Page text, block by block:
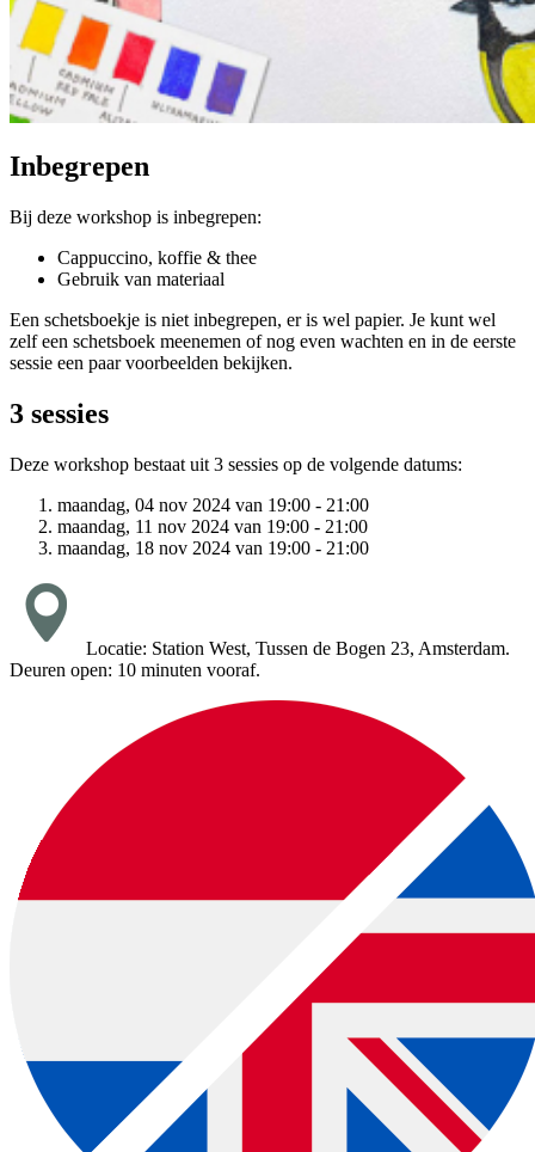
Inbegrepen
Bij deze workshop is inbegrepen:
Cappuccino, koffie & thee
Gebruik van materiaal
Een schetsboekje is niet inbegrepen, er is wel papier. Je kunt wel
zelf een schetsboek meenemen of nog even wachten en in de eerste
sessie een paar voorbeelden bekijken.
3 sessies
Deze workshop bestaat uit 3 sessies op de volgende datums:
maandag, 04 nov 2024 van 19:00 - 21:00
maandag, 11 nov 2024 van 19:00 - 21:00
maandag, 18 nov 2024 van 19:00 - 21:00
Locatie: Station West, Tussen de Bogen 23, Amsterdam.
Deuren open: 10 minuten vooraf.